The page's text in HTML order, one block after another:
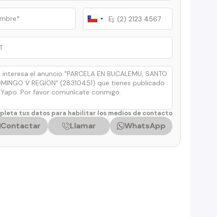
Chile
+56
tus datos para habilitar los medios de contacto
Contactar Llamar WhatsApp